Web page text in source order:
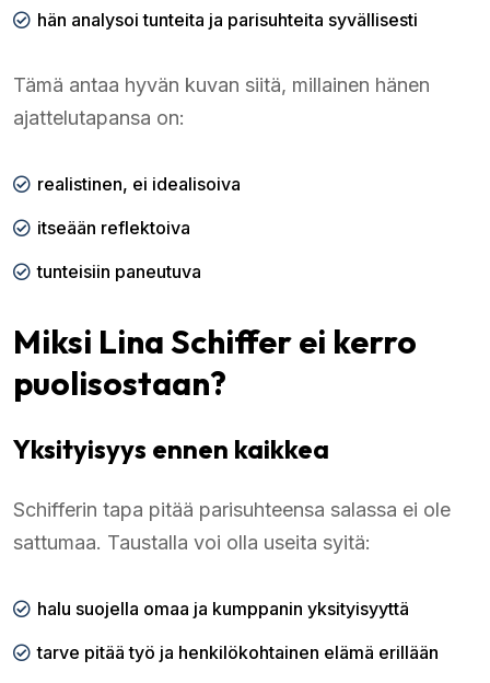
hän analysoi tunteita ja parisuhteita syvällisesti
Tämä antaa hyvän kuvan siitä, millainen hänen
ajattelutapansa on:
realistinen, ei idealisoiva
itseään reflektoiva
tunteisiin paneutuva
Miksi Lina Schiffer ei kerro
puolisostaan?
Yksityisyys ennen kaikkea
Schifferin tapa pitää parisuhteensa salassa ei ole
sattumaa. Taustalla voi olla useita syitä:
halu suojella omaa ja kumppanin yksityisyyttä
tarve pitää työ ja henkilökohtainen elämä erillään